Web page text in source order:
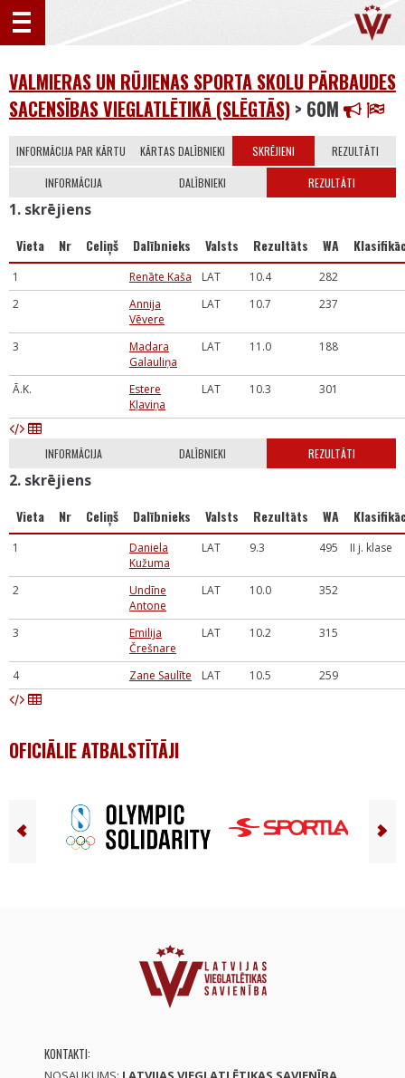
VALMIERAS UN RŪJIENAS SPORTA SKOLU PĀRBAUDES
SACENSĪBAS VIEGLATLĒTIKĀ (SLĒGTĀS) > 60M
INFORMĀCIJA PAR KĀRTU KĀRTAS DALĪBNIEKI SKRĒJIENI REZULTĀTI
INFORMĀCIJA DALĪBNIEKI REZULTĀTI
1. skrējiens
Vieta Nr Celiņš Dalībnieks Valsts Rezultāts WA
1 Renāte Kaša LAT 10.4
282
2
Annija
Vēvere
LAT 10.7 237
3
Madara
Galauliņa
LAT 11.0 188
Ā.K.
Estere
Kļaviņa
LAT 10.3 301
INFORMĀCIJA DALĪBNIEKI REZULTĀTI
2. skrējiens
Vieta Nr Celiņš Dalībnieks Valsts Rezultāts WA
1
Daniela
Kužuma
LAT 9.3 495 II j. klase
2
Undīne
Antone
LAT 10.0 352
3
Emilija
Črešnare
LAT 10.2 315
4 Zane Saulīte LAT 10.5 259
OFICIĀLIE ATBALSTĪTĀJI
KONTAKTI: